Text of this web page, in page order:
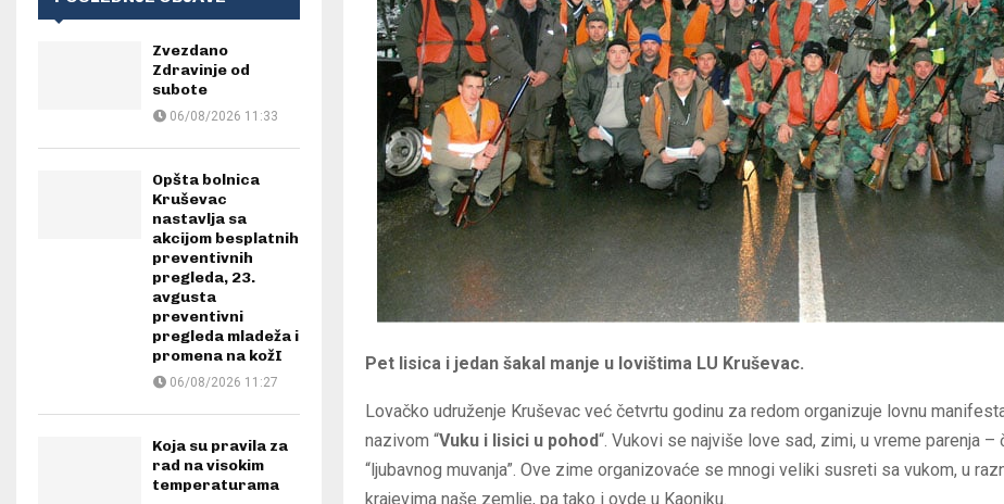
Pet lisica i jedan šakal manje u lovištima LU Kruševac.
Lovačko udruženje Kruševac već četvrtu godinu za redom organizuje lovnu
nazivom “Vuku i lisici u pohod“. Vukovi se najviše love sad, zimi, u vreme parenja –
“ljubavnog muvanja”. Ove zime organizovaće se mnogi veliki susreti sa vukom, u
krajevima naše zemlje, pa tako i ovde u Kaoniku.
Zvezdano
Zdravinje od
subote
06/08/2026 11:33
Opšta bolnica
Kruševac
nastavlja sa
akcijom besplatnih
preventivnih
pregleda, 23.
avgusta
preventivni
pregleda mladeža i
promena na kožI
06/08/2026 11:27
Koja su pravila za
rad na visokim
temperaturama